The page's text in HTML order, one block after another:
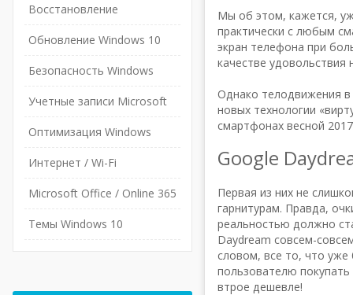
Мы об этом, кажется,
практически с любым
экран телефона при
качестве удовольствия
Однако телодвижения
новых технологии
смартфонах весной
Google
Первая из них не
гарнитурам. Правда,
реальностью должно
Daydream совсем-
словом, все то, что
пользователю
втрое дешевле!
Восстановление
Обновление Windows 10
Безопасность Windows
Учетные записи Microsoft
Оптимизация Windows
Интернет / Wi-Fi
Microsoft Office / Online 365
Темы Windows 10